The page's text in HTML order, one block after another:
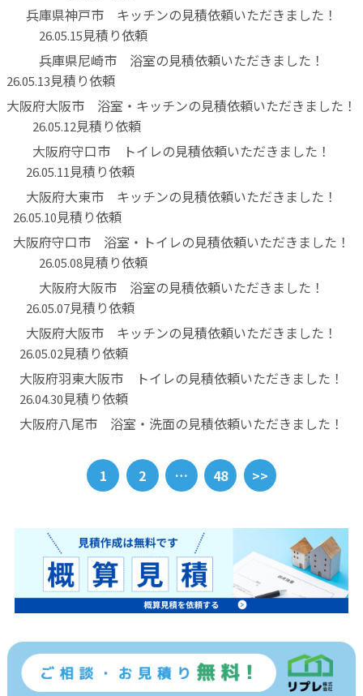
兵庫県神戸市 キッチンの見積依頼いただきました！
26.05.15見積り依頼
兵庫県尼崎市 浴室の見積依頼いただきました！
26.05.13見積り依頼
大阪府大阪市 浴室・キッチンの見積依頼いただきました！
26.05.12見積り依頼
大阪府守口市 トイレの見積依頼いただきました！
26.05.11見積り依頼
大阪府大東市 キッチンの見積依頼いただきました！
26.05.10見積り依頼
大阪府守口市 浴室・トイレの見積依頼いただきました！
26.05.08見積り依頼
大阪府大阪市 浴室の見積依頼いただきました！
26.05.07見積り依頼
大阪府大阪市 キッチンの見積依頼いただきました！
26.05.02見積り依頼
大阪府羽東大阪市 トイレの見積依頼いただきました！
26.04.30見積り依頼
大阪府八尾市 浴室・洗面の見積依頼いただきました！
1 2 … 48 >>